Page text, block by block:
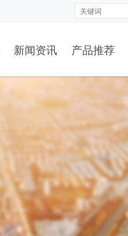
新闻资讯 产品推荐